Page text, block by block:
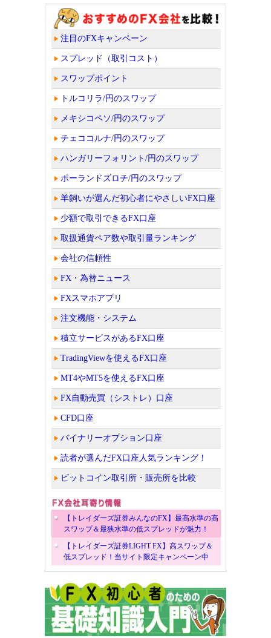
注目のFXキャンペーン
スプレッド（取引コスト）
スワップポイント
トルコリラ/円のスワップ
メキシコペソ/円のスワップ
チェココルナ/円のスワップ
ハンガリーフォリント/円のスワップ
ポーランドズロチ/円のスワップ
羊飼いが選んだ初心者にやさしいFX口座
少額で取引できるFX口座
取扱通貨ペア数や取引量ランキング
会社の信頼性
FX・為替ニュース
FXスマホアプリ
注文機能・システム
積立サービスがあるFX口座
TradingViewを使えるFX口座
MT4やMT5を使えるFX口座
FX自動売買（シストレ）口座
CFD口座
バイナリーオプション口座
読者が選んだFX口座人気ランキング！
ビットコイン取引所・販売所を比較
【トレイダーズ証券みんなのFX】最高水準の高
スワップ＆最狭水準の低スプレッドが魅力！
【トレイダーズ証券LIGHT FX】高スワップ＆
低スプレッド！当サイト限定キャンペーン中